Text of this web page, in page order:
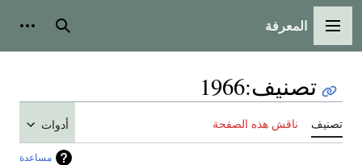
القائمة الرئيسية
المعرفة بحث
تصنيف:
1966
تصنيف ناقش هذه الصفحة أدوات
مساعدة